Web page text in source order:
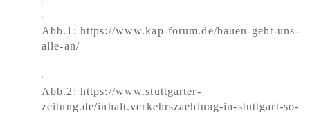
Abb.1: https://www.kap-forum.de/bauen-geht-uns-
alle-an/
Abb.2: https://www.stuttgarter-
zeitung.de/inhalt.verkehrszaehlung-in-stuttgart-so-